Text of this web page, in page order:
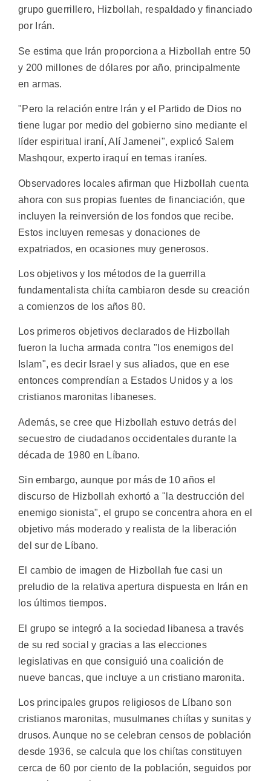
grupo guerrillero, Hizbollah, respaldado y financiado
por Irán.
Se estima que Irán proporciona a Hizbollah entre 50
y 200 millones de dólares por año, principalmente
en armas.
"Pero la relación entre Irán y el Partido de Dios no
tiene lugar por medio del gobierno sino mediante el
líder espiritual iraní, Alí Jamenei", explicó Salem
Mashqour, experto iraquí en temas iraníes.
Observadores locales afirman que Hizbollah cuenta
ahora con sus propias fuentes de financiación, que
incluyen la reinversión de los fondos que recibe.
Estos incluyen remesas y donaciones de
expatriados, en ocasiones muy generosos.
Los objetivos y los métodos de la guerrilla
fundamentalista chiíta cambiaron desde su creación
a comienzos de los años 80.
Los primeros objetivos declarados de Hizbollah
fueron la lucha armada contra "los enemigos del
Islam", es decir Israel y sus aliados, que en ese
entonces comprendían a Estados Unidos y a los
cristianos maronitas libaneses.
Además, se cree que Hizbollah estuvo detrás del
secuestro de ciudadanos occidentales durante la
década de 1980 en Líbano.
Sin embargo, aunque por más de 10 años el
discurso de Hizbollah exhortó a "la destrucción del
enemigo sionista", el grupo se concentra ahora en el
objetivo más moderado y realista de la liberación
del sur de Líbano.
El cambio de imagen de Hizbollah fue casi un
preludio de la relativa apertura dispuesta en Irán en
los últimos tiempos.
El grupo se integró a la sociedad libanesa a través
de su red social y gracias a las elecciones
legislativas en que consiguió una coalición de
nueve bancas, que incluye a un cristiano maronita.
Los principales grupos religiosos de Líbano son
cristianos maronitas, musulmanes chiítas y sunitas y
drusos. Aunque no se celebran censos de población
desde 1936, se calcula que los chiítas constituyen
cerca de 60 por ciento de la población, seguidos por